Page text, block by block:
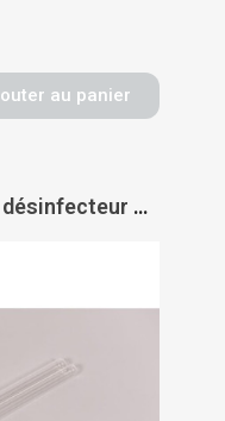
au panier
Lampe de rechange pour désinfecteur UVc LitePro - AXELAIR